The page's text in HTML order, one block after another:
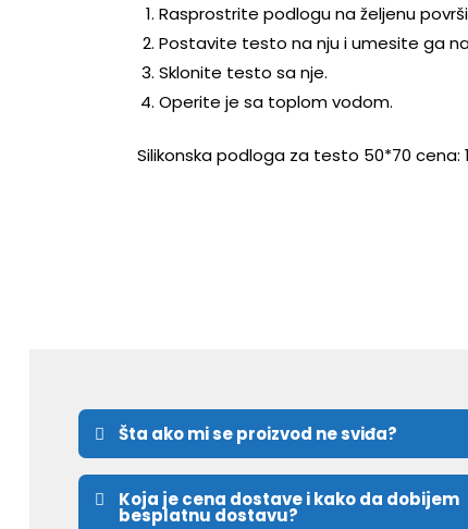
Rasprostrite podlogu na željenu
Postavite testo na nju i umesite ga
Sklonite testo sa nje.
Operite je sa toplom vodom.
Silikonska podloga za testo 50*70 cena:
Šta ako mi se proizvod ne sviđa?
Koja je cena dostave i kako da dobijem
besplatnu dostavu?